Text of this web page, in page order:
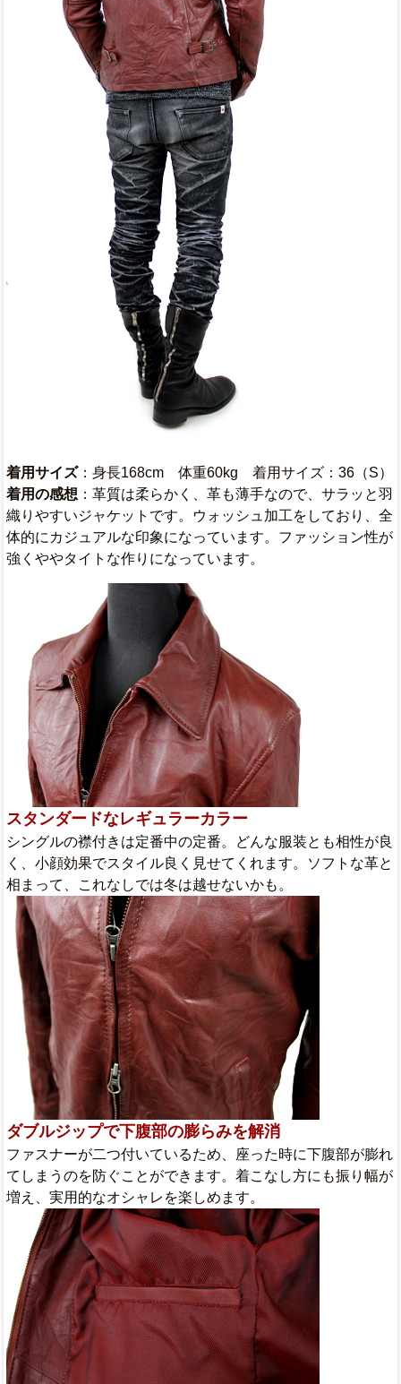
着用サイズ：身長168cm 体重60kg 着用サイズ：36（S）
着用の感想 ：革質は柔らかく、革も薄手なので、サラッと羽
織りやすいジャケットです。ウォッシュ加工をしており、全
体的にカジュアルな印象になっています。ファッション性が
強くややタイトな作りになっています。
スタンダードなレギュラーカラー
シングルの襟付きは定番中の定番。どんな服装とも相性が良
く、小顔効果でスタイル良く見せてくれます。ソフトな革と
相まって、これなしでは冬は越せないかも。
ダブルジップで下腹部の膨らみを解消
ファスナーが二つ付いているため、座った時に下腹部が膨れ
てしまうのを防ぐことができます。着こなし方にも振り幅が
増え、実用的なオシャレを楽しめます。